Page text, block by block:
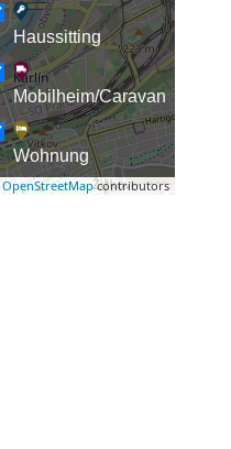
OpenStreetMapcontributors
Haussitting
Mobilheim/Caravan
Wohnung